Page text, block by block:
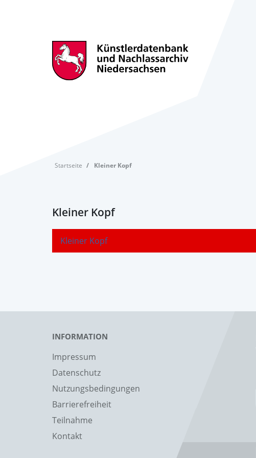
Startseite Kleiner Kopf
Kleiner Kopf
Kleiner Kopf
INFORMATION
Impressum
Datenschutz
Nutzungsbedingungen
Barrierefreiheit
Teilnahme
Kontakt